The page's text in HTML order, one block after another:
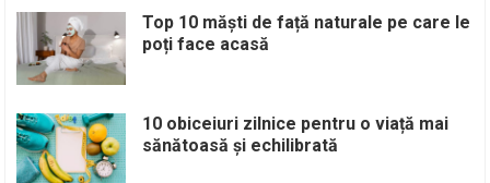
Top 10 măști de față naturale pe care le
poți face acasă
10 obiceiuri zilnice pentru o viață mai
sănătoasă și echilibrată